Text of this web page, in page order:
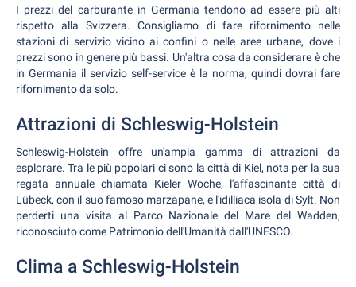
I prezzi del carburante in Germania tendono ad essere più alti
rispetto alla Svizzera. Consigliamo di fare rifornimento nelle
stazioni di servizio vicino ai confini o nelle aree urbane, dove i
prezzi sono in genere più bassi. Un'altra cosa da considerare è che
in Germania il servizio self-service è la norma, quindi dovrai fare
rifornimento da solo.
Attrazioni di Schleswig-Holstein
Schleswig-Holstein offre un'ampia gamma di attrazioni da
esplorare. Tra le più popolari ci sono la città di Kiel, nota per la sua
regata annuale chiamata Kieler Woche, l'affascinante città di
Lübeck, con il suo famoso marzapane, e l'idilliaca isola di Sylt. Non
perderti una visita al Parco Nazionale del Mare del Wadden,
riconosciuto come Patrimonio dell'Umanità dall'UNESCO.
Clima a Schleswig-Holstein